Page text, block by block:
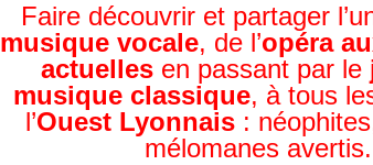
Faire découvrir et partager
musique vocale, de l’opéra
actuelles en passant par le
musique classique, à tous
l’Ouest Lyonnais:
mélomanes avertis.